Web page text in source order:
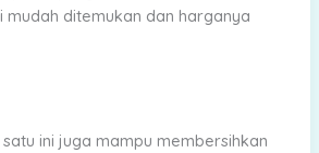
mudah ditemukan dan harganya
ini juga mampu membersihkan